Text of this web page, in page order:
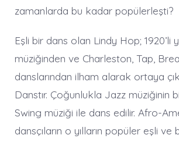
zamanlarda bu kadar popülerleşti?
Eşli bir dans olan Lindy Hop; 1920’li
müziğinden ve Charleston, Tap,
danslarından ilham alarak ortaya
Danstır. Çoğunlukla Jazz müziğinin
Swing müziği ile dans edilir. Afro-
dansçıların o yılların popüler eşli ve